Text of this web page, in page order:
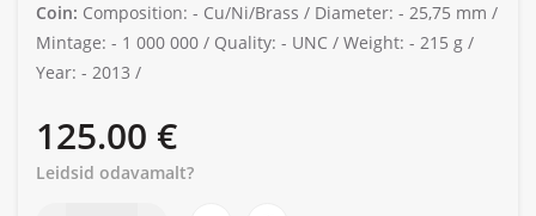
Coin: Composition: - Cu/Ni/Brass / Diameter: - 25,75 mm /
Mintage: - 1 000 000 / Quality: - UNC / Weight: - 215 g /
Year: - 2013 /
125.00 €
Leidsid odavamalt?